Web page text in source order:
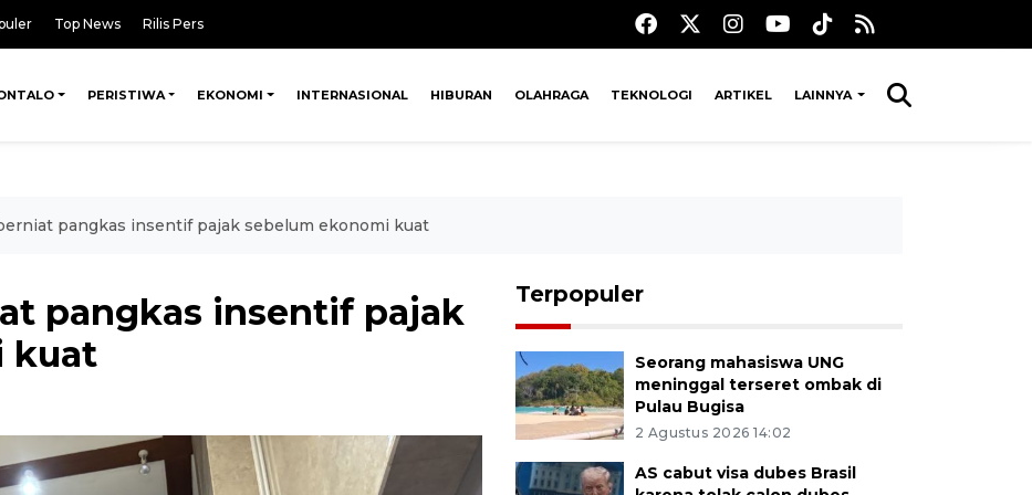
Top News Rilis Pers
PERISTIWA EKONOMI INTERNASIONAL HIBURAN OLAHRAGA TEKNOLOGI ARTIKEL LAINNYA
pangkas insentif pajak sebelum ekonomi kuat
pangkas insentif pajak
kuat
Terpopuler
Seorang mahasiswa UNG
meninggal terseret ombak di
Pulau Bugisa
2 Agustus 2026 14:02
AS cabut visa dubes Brasil